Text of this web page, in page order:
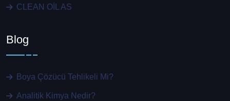
CLEAN OİL AS
Blog
Boya Çözücü Tehlikeli Mi?
Analitik Kimya Nedir?